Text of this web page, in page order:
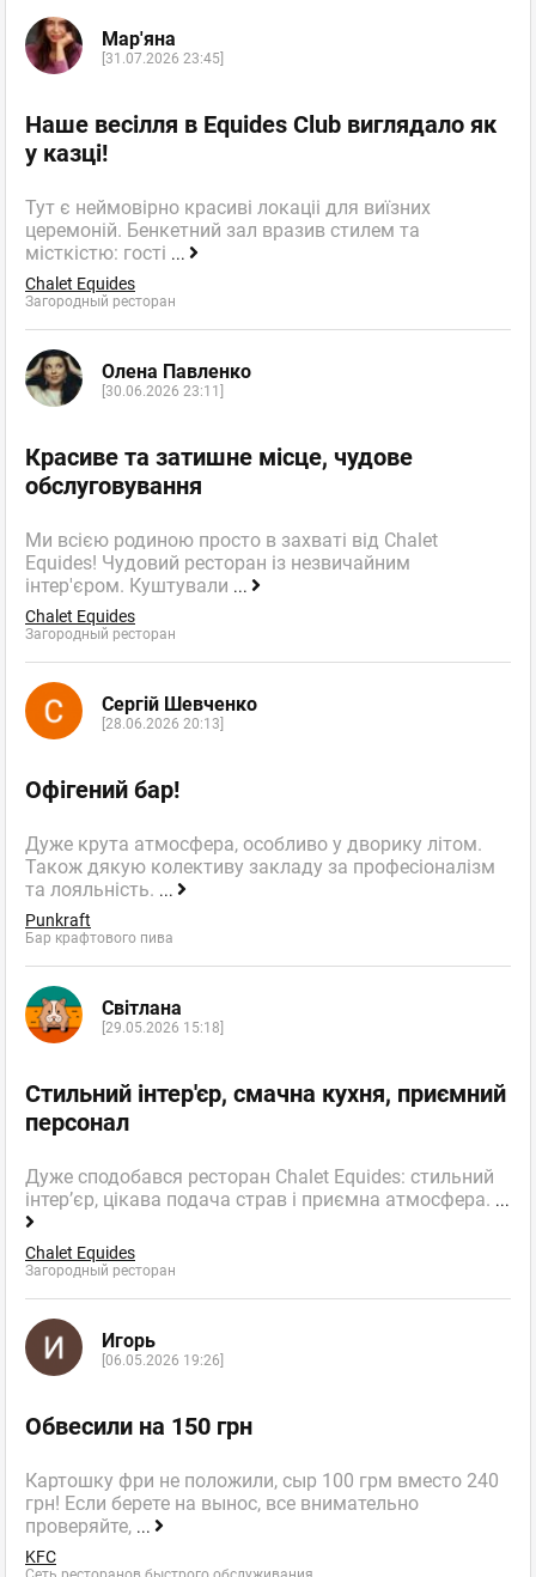
Мар'яна
[31.07.2026 23:45]
Наше весілля в Equides Club виглядало як
у казці!
Тут є неймовірно красиві локаціі для виїзних
церемоній. Бенкетний зал вразив стилем та
місткістю: гості ...
Chalet Equides
Загородный ресторан
Олена Павленко
[30.06.2026 23:11]
Красиве та затишне місце, чудове
обслуговування
Ми всією родиною просто в захваті від Chalet
Equides! Чудовий ресторан із незвичайним
інтер'єром. Куштували ...
Chalet Equides
Загородный ресторан
Сергій Шевченко
[28.06.2026 20:13]
Офігений бар!
Дуже крута атмосфера, особливо у дворику літом.
Також дякую колективу закладу за професіоналізм
та лояльність. ...
Punkraft
Бар крафтового пива
Світлана
[29.05.2026 15:18]
Стильний інтер'єр, смачна кухня, приємний
персонал
Дуже сподобався ресторан Chalet Equides: стильний
інтер’єр, цікава подача страв і приємна атмосфера. ...
Chalet Equides
Загородный ресторан
Игорь
[06.05.2026 19:26]
Обвесили на 150 грн
Картошку фри не положили, сыр 100 грм вместо 240
грн! Если берете на вынос, все внимательно
проверяйте, ...
KFC